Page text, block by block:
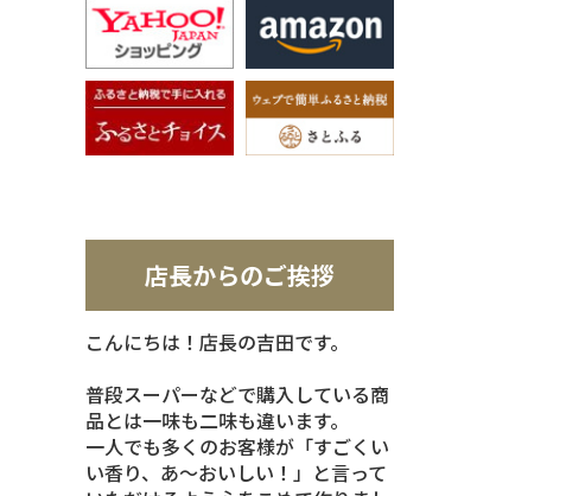
店長からのご挨拶
こんにちは！店長の吉田です。
普段スーパーなどで購入している商
品とは一味も二味も違います。
一人でも多くのお客様が「すごくい
い香り、あ～おいしい！」と言って